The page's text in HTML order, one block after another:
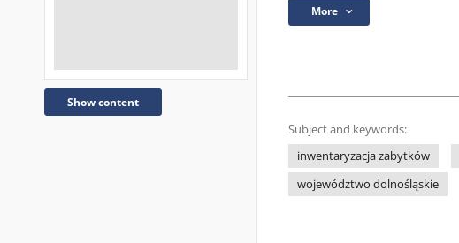
Show content
More
Subject and keywords:
inwentaryzacja zabytków
województwo dolnośląskie